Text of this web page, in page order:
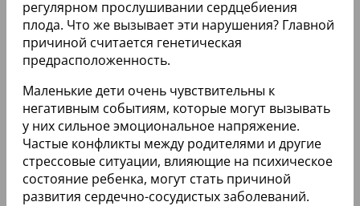
регулярном прослушивании сердцебиения
плода. Что же вызывает эти нарушения? Главной
причиной считается генетическая
предрасположенность.
Маленькие дети очень чувствительны к
негативным событиям, которые могут вызывать
у них сильное эмоциональное напряжение.
Частые конфликты между родителями и другие
стрессовые ситуации, влияющие на психическое
состояние ребенка, могут стать причиной
развития сердечно-сосудистых заболеваний.